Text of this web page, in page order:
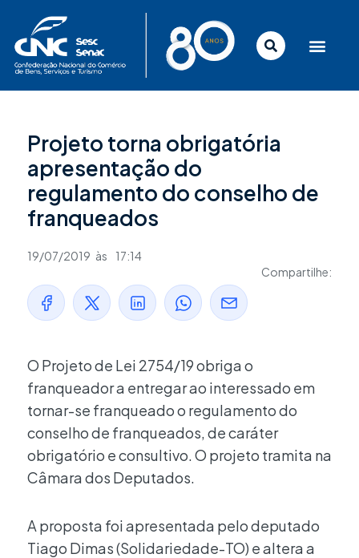
conteúdo
Projeto torna obrigatória
apresentação do
regulamento do conselho de
franqueados
19/07/2019 às
17:14
Compartilhe:
O Projeto de Lei 2754/19 obriga o
franqueador a entregar ao interessado em
tornar-se franqueado o regulamento do
conselho de franqueados, de caráter
obrigatório e consultivo. O projeto tramita na
Câmara dos Deputados.
A proposta foi apresentada pelo deputado
Tiago Dimas (Solidariedade-TO) e altera a